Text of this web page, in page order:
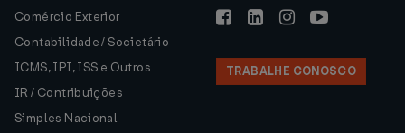
Comércio Exterior
Contabilidade / Societário
ICMS, IPI, ISS e Outros
IR / Contribuições
Simples Nacional
TRABALHE CONOSCO